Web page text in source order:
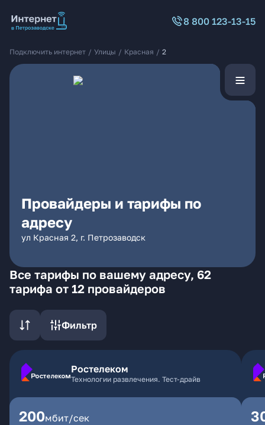
8 800 123-13-15
Подключить интернет / Улицы / Красная / 2
Провайдеры и тарифы по
адресу
ул Красная 2, г. Петрозаводск
Все тарифы по вашему адресу, 62
тарифа от 12 провайдеров
Фильтр
Ростелеком
Технологии развлечения. Тест-драйв
200мбит/сек